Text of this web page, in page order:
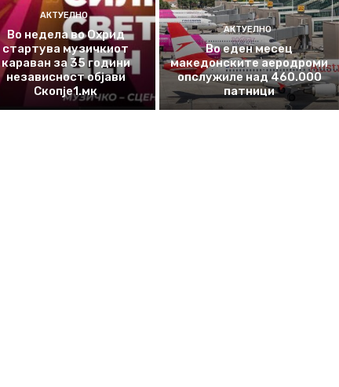
АКТУЕЛНО
Во недела во Охрид
стартува музичкиот
караван за 35 години
независност објави
Скопје1.мк
АКТУЕЛНО
Во еден месец
македонските аеродроми
опслужиле над 460.000
патници